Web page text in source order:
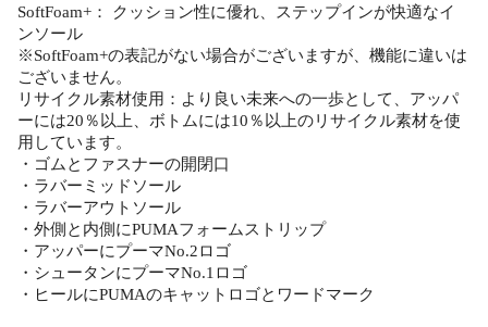
SoftFoam+： クッション性に優れ、ステップインが快適なイ
ンソール
※SoftFoam+の表記がない場合がございますが、機能に違いは
ございません。
リサイクル素材使用：より良い未来への一歩として、アッパ
ーには20％以上、ボトムには10％以上のリサイクル素材を使
用しています。
・ゴムとファスナーの開閉口
・ラバーミッドソール
・ラバーアウトソール
・外側と内側にPUMAフォームストリップ
・アッパーにプーマNo.2ロゴ
・シュータンにプーマNo.1ロゴ
・ヒールにPUMAのキャットロゴとワードマーク